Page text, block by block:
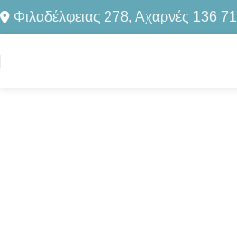
Φιλαδέλφειας 278, Αχαρνές 136 71